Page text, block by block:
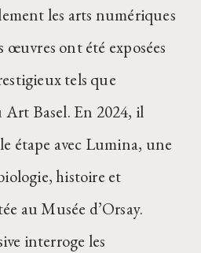
les arts numériques
œuvres ont été exposées
tels que
Basel. En 2024, il
étape avec Lumina, une
histoire et
au Musée d’Orsay.
interroge les